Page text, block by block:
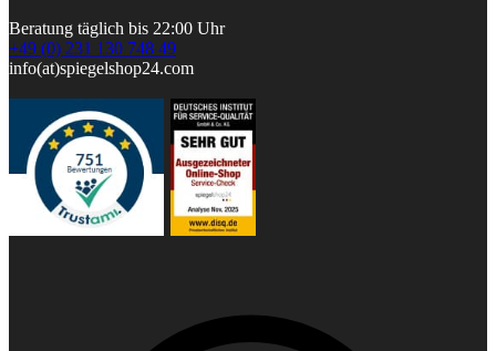
Beratung täglich bis 22:00 Uhr
+49 (0) 231 130 748 49
info(at)spiegelshop24.com